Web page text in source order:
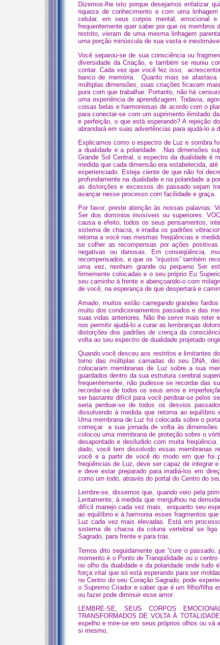
Dizemos-lhe isto porque desejamos enfatizar
riqueza de conhecimento e com uma
celular, em seus corpos mental, emocional
frequentemente quer saber por que os
restrito, vieram de uma mesma linhagem
uma porção minúscula de sua vasta e
Você separou-se de sua consciência ou
diversidade da Criação, e também se reuniu
contar. Cada vez que você fez isso,
banco de memória. Quanto mais se afastava
múltiplas dimensões, suas criações ficavam
pura com que trabalhar. Portanto, não há
uma experiência de aprendizagem. Todavia,
coisas belas e harmoniosas de acordo com o
para conectar-se com um suprimento ilimitado
e perfeição, o que está esperando? A rejeição
abrandará em suas advertências para ajudá-lo a
Explicamos como o espectro de Luz e sombra
a dualidade e a polaridade. Nas dimensões
Grande Sol Central, o espectro da dualidade é
medida que cada dimensão era estabelecida,
experienciado. Esteja ciente de que não foi
profundamente na dualidade e na polaridade a
as distorções e excessos do passado sejam
avançar nesse processo com facilidade e graça.
Por favor, preste atenção às nossas palavras:
Ser dos domínios invisíveis ou superiores.
causa e efeito, todos os seus pensamentos,
sistema de chacra, e irradia os padrões
retorna a você nas mesmas freqüências e
se colher as recompensas por ações
negativas ou danosas. Em conseqüência,
recompensados, e que os “injustos” também
uma vez, nenhum grande ou pequeno Ser
firmemente colocadas e o seu próprio Eu
seu caminho à frente e abençoando-o com
de você, na esperança de que despertará e
Amado, muitos estão carregando grandes
muito dos condicionamentos passados e das
suas vidas anteriores. Não lhe serve mais reter
nos permitir ajudá-lo a curar as lembranças
distorções dos padrões de crença da
volta ao seu espectro de dualidade projetado
Quando você desceu aos restritos e limitantes
torno das múltiplas camadas do seu DNA,
colocaram membranas de Luz sobre a sua
guardados dentro da sua estrutura cerebral
frequentemente, não pudesse se recordar das
recordar-se de todos os seus erros e
ser bastante difícil para você perdoar-se pelos
seria perdoar-se de todos os desvios
dissolvendo à medida que retorna ao
Uma membrana de Luz foi colocada sobre o
começar a sua jornada de volta às
colocou uma membrana de proteção sobre o
desapontado e desiludido com muita
dado, você tem dissolvido essas membranas
você e a partir de você do modo em que foi
freqüências de Luz, deve ser capaz de integrar
e deve estar preparado para irradiá-los em
como um todo, através do portal do Centro do
Lembre-se, dissemos que, quando veio pela
Lentamente, à medida que mergulhou na
difícil manejo cada vez mais, enquanto seu
ao equilíbrio e à harmonia esses fragmentos
Luz cada vez mais elevadas. Está em
sistema de chacra da coluna vertebral se
Sagrado, para frente e para trás.
Temos dito seguidamente que “cure o
momento é o Ponto de Tranqüilidade ou o
no olho da dualidade e da polaridade onde
força vital que só está esperando para ser
no Centro do seu Coração Sagrado, pode
o Supremo Criador e saber que é um filho/filha
ou fazer pode diminuir esse amor.
LEMBRE-SE, SEUS CORPOS
TRANSFORMADOS DE VOLTA À
espelho e mire-se em seus próprios olhos ou
si mesmo,